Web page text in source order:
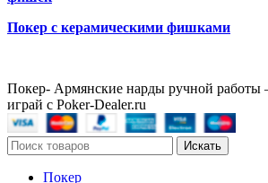
Покер с керамическими фишками
Покер- Армянские нарды ручной работы
играй с Poker-Dealer.ru
Искать
Покер